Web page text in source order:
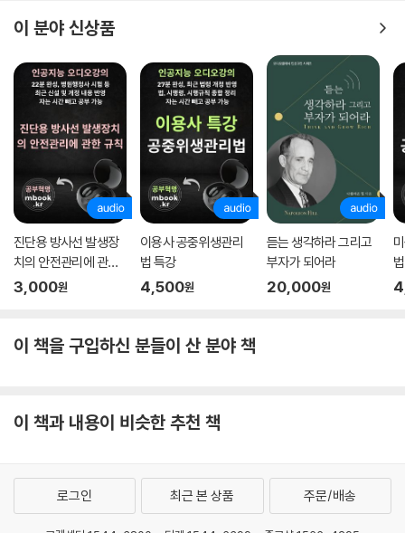
이 분야 신상품
진단용 방사선 발생장
치의 안전관리에 관한
규칙 특강
3,000원
이용사 공중위생관리
법 특강
4,500원
듣는 생각하라 그리고
부자가 되어라
20,000원
이 책을 구입하신 분들이 산 분야 책
이 책과 내용이 비슷한 추천 책
로그인 최근 본 상품 주문/배송